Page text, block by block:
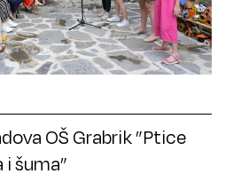
OŠ Grabrik ”Ptice
šuma”